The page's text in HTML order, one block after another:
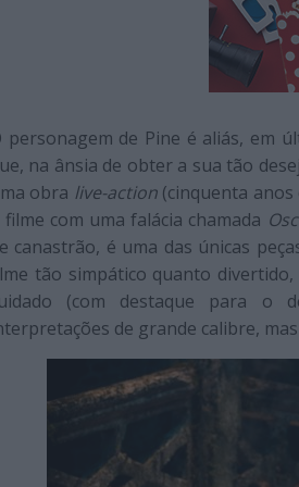
personagem de Pine é aliás, em
na ânsia de obter a sua tão
obra live-action (cinquenta
filme com uma falácia chamada
canastrão, é uma das únicas
tão simpático quanto
(com destaque para o
de grande calibre,